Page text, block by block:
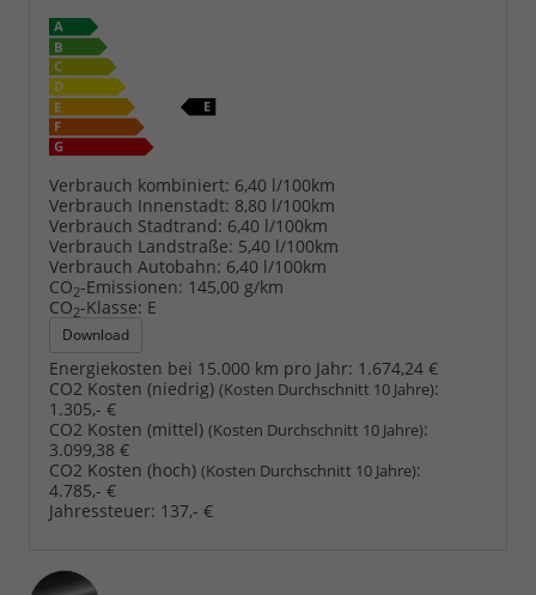
Verbrauch kombiniert: 6,40 l/100km
Verbrauch Innenstadt: 8,80 l/100km
Verbrauch Stadtrand: 6,40 l/100km
Verbrauch Landstraße: 5,40 l/100km
Verbrauch Autobahn: 6,40 l/100km
CO2-Emissionen: 145,00 g/km
CO2-Klasse: E
Download
Energiekosten bei 15.000 km pro Jahr: 1.674,24 €
CO2 Kosten (niedrig) (Kosten Durchschnitt 10 Jahre):
1.305,- €
CO2 Kosten (mittel) (Kosten Durchschnitt 10 Jahre):
3.099,38 €
CO2 Kosten (hoch) (Kosten Durchschnitt 10 Jahre):
4.785,- €
Jahressteuer: 137,- €